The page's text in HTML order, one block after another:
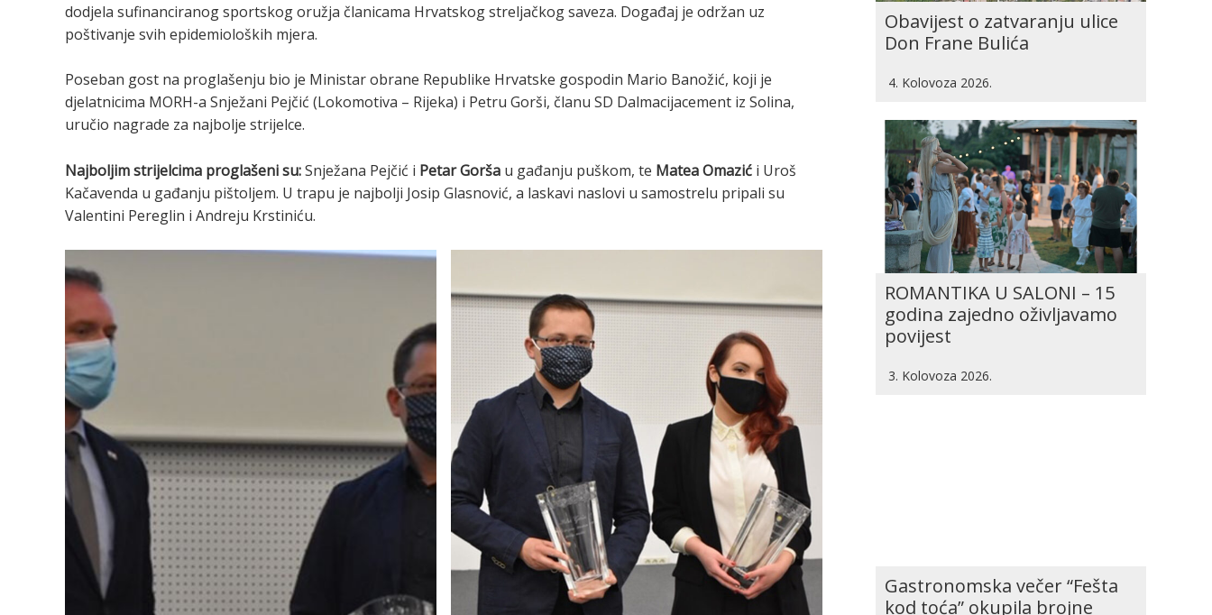
dodjela sufinanciranog sportskog oružja članicama Hrvatskog streljačkog saveza. Događaj je održan uz
poštivanje svih epidemioloških mjera.
Poseban gost na proglašenju bio je Ministar obrane Republike Hrvatske gospodin Mario Banožić, koji je
djelatnicima MORH-a Snježani Pejčić (Lokomotiva – Rijeka) i Petru Gorši, članu SD Dalmacijacement iz Solina,
uručio nagrade za najbolje strijelce.
Najboljim strijelcima proglašeni su:Snježana Pejčić i Petar Gorša u gađanju puškom, te Matea Omazić i Uroš
Kačavenda u gađanju pištoljem. U trapu je najbolji Josip Glasnović, a laskavi naslovi u samostrelu pripali su
Valentini Pereglin i Andreju Krstiniću.
Obavijest o zatvaranju ulice
Don Frane Bulića
4. Kolovoza 2026.
ROMANTIKA U SALONI – 15
godina zajedno oživljavamo
povijest
3. Kolovoza 2026.
Gastronomska večer “Fešta
kod toća” okupila brojne